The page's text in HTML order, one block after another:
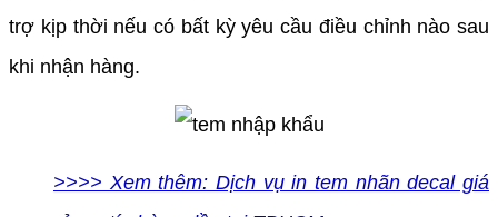
trợ kịp thời nếu có bất kỳ yêu cầu điều chỉnh nào sau
khi nhận hàng.
>>>> Xem thêm: Dịch vụ in tem nhãn decal giá